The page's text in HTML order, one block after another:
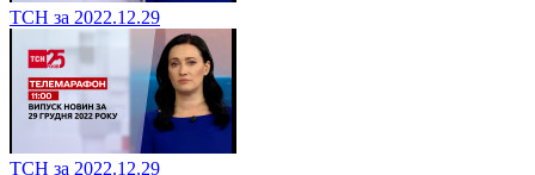
ТСН за 2022.12.29
ТСН за 2022.12.29